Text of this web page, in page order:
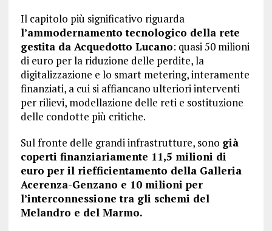
Il capitolo più significativo riguarda
l’ammodernamento tecnologico della rete
gestita da Acquedotto Lucano: quasi 50 milioni
di euro per la riduzione delle perdite, la
digitalizzazione e lo smart metering, interamente
finanziati, a cui si affiancano ulteriori interventi
per rilievi, modellazione delle reti e sostituzione
delle condotte più critiche.
Sul fronte delle grandi infrastrutture, sono già
coperti finanziariamente 11,5 milioni di
euro per il riefficientamento della Galleria
Acerenza-Genzano e 10 milioni per
l’interconnessione tra gli schemi del
Melandro e del Marmo.